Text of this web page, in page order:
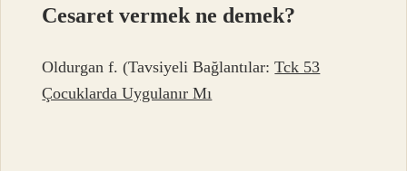
Cesaret vermek ne demek?
Oldurgan f. (Tavsiyeli Bağlantılar:Tck 53
Çocuklarda Uygulanır Mı